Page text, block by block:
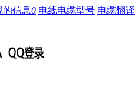
的信息0 电线电缆型号 电缆翻译